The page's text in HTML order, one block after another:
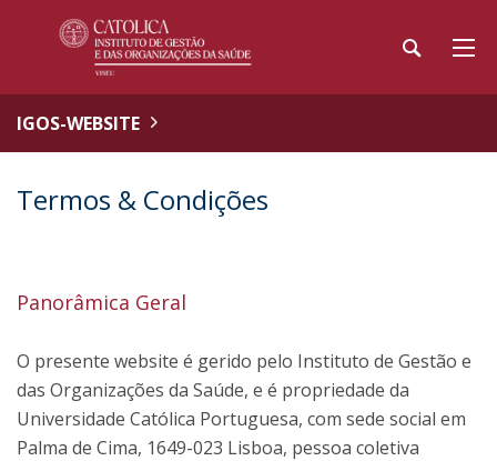
IGOS-WEBSITE
Termos & Condições
Panorâmica Geral
O presente website é gerido pelo Instituto de Gestão e
das Organizações da Saúde, e é propriedade da
Universidade Católica Portuguesa, com sede social em
Palma de Cima, 1649-023 Lisboa, pessoa coletiva